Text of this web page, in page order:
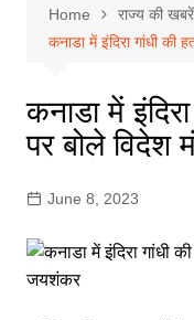
Home
राज्य की खबरें
कनाडा में इंदिरा गांधी की
कनाडा में
पर बोले विदेश
June 8, 2023